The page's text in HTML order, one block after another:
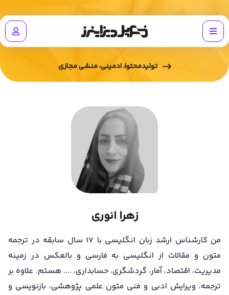
تولیدمحتوا، ادمینی، منشی مجازی
زهرا انوری
من کارشناس ارشد زبان انگلیسی با 17 سال سابقه در ترجمه
متون و مقالات از انگلیسی به فارسی و بالعکس در زمینه
مدیریت، اقتصاد، آمار، گردشگری، حسابداری، .... هستم. علاوه بر
ترجمه، ویرایش ادبی و فنی متون علمی پژوهشی، بازنویسی و